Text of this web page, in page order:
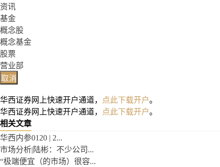
资讯
基金
概念股
概念基金
股票
营业部
取消
华西证券网上快速开户通道， 点此下载开户。
华西证券网上快速开户通道，
点此下载开户。
相关文章
华西内参0120 | 2...
市场分析|陆彬：不少公司...
“极端便宜（的市场）很容...